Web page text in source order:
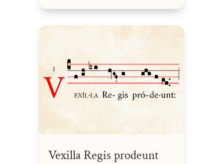
Vexilla Regis prodeunt